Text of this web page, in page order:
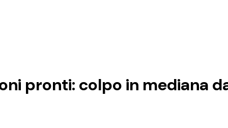
pronti: colpo in mediana